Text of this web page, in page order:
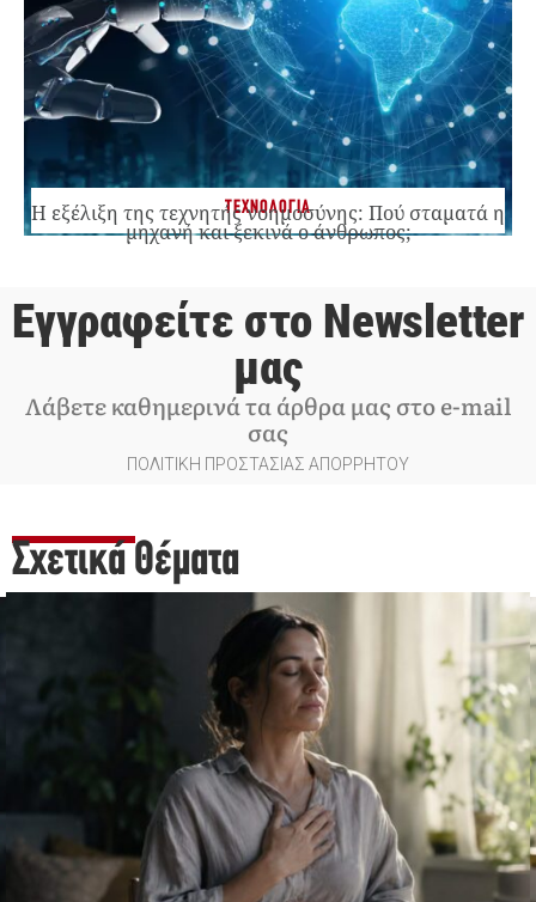
ΤΕΧΝΟΛΟΓΙΑ
Η εξέλιξη της τεχνητής νοημοσύνης: Πού σταματά η
μηχανή και ξεκινά ο άνθρωπος;
Εγγραφείτε στο Newsletter
μας
Λάβετε καθημερινά τα άρθρα μας στο e-mail
σας
ΠΟΛΙΤΙΚΗ ΠΡΟΣΤΑΣΙΑΣ ΑΠΟΡΡΗΤΟΥ
Σχετικά Θέματα